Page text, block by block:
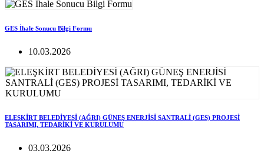
GES İhale Sonucu Bilgi Formu
10.03.2026
ELEŞKİRT BELEDİYESİ (AĞRI) GÜNEŞ ENERJİSİ SANTRALİ (GES) PROJESİ
TASARIMI, TEDARİKİ VE KURULUMU
03.03.2026